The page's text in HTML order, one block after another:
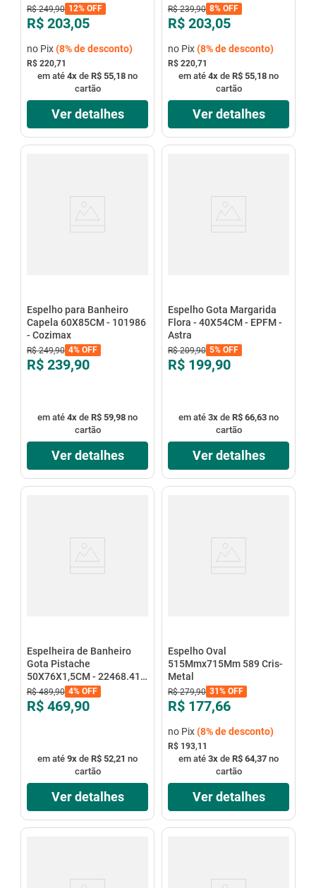
R$ 249,90 12%OFF
R$ 203,05
no Pix(8%de desconto)
R$ 220,71
em até 4x de R$ 55,18 no
cartão
Ver detalhes
R$ 239,90 8%OFF
R$ 203,05
no Pix(8%de desconto)
R$ 220,71
em até 4x de R$ 55,18 no
cartão
Ver detalhes
Espelho para Banheiro
Capela 60X85CM - 101986
- Cozimax
R$ 249,90 4%OFF
R$ 239,90
em até 4x de R$ 59,98 no
cartão
Ver detalhes
Espelho Gota Margarida
Flora - 40X54CM - EPFM -
Astra
R$ 209,90 5%OFF
R$ 199,90
em até 3x de R$ 66,63 no
cartão
Ver detalhes
Espelheira de Banheiro
Gota Pistache
50X76X1,5CM - 22468.41 -
Mgm
R$ 489,90 4%OFF
R$ 469,90
em até 9x de R$ 52,21 no
cartão
Ver detalhes
Espelho Oval
515Mmx715Mm 589 Cris-
Metal
R$ 279,90 31%OFF
R$ 177,66
no Pix(8%de desconto)
R$ 193,11
em até 3x de R$ 64,37 no
cartão
Ver detalhes